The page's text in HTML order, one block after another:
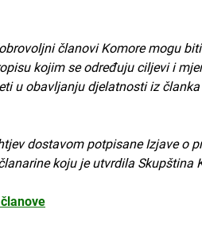
članovi Komore mogu
kojim se određuju ciljevi i
u obavljanju djelatnosti iz
dostavom potpisane Izjave o
koju je utvrdila Skupština